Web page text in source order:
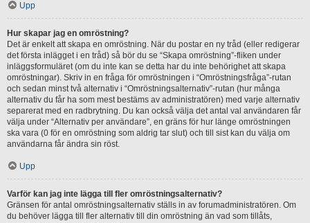
Upp
Hur skapar jag en omröstning?
Det är enkelt att skapa en omröstning. När du postar en ny tråd (eller redigerar
det första inlägget i en tråd) så bör du se “Skapa omröstning”-fliken under
inläggsformuläret (om du inte kan se detta har du inte behörighet att skapa
omröstningar). Skriv in en fråga för omröstningen i “Omröstningsfråga”-rutan
och sedan minst två alternativ i “Omröstningsalternativ”-rutan (hur många
alternativ du får ha som mest bestäms av administratören) med varje alternativ
separerat med en radbrytning. Du kan också välja det antal val användaren får
välja under “Alternativ per användare”, en gräns för hur länge omröstningen
ska vara (0 för en omröstning som aldrig tar slut) och till sist kan du välja om
användarna får ändra sin röst.
Upp
Varför kan jag inte lägga till fler omröstningsalternativ?
Gränsen för antal omröstningsalternativ ställs in av forumadministratören. Om
du behöver lägga till fler alternativ till din omröstning än vad som tillåts,